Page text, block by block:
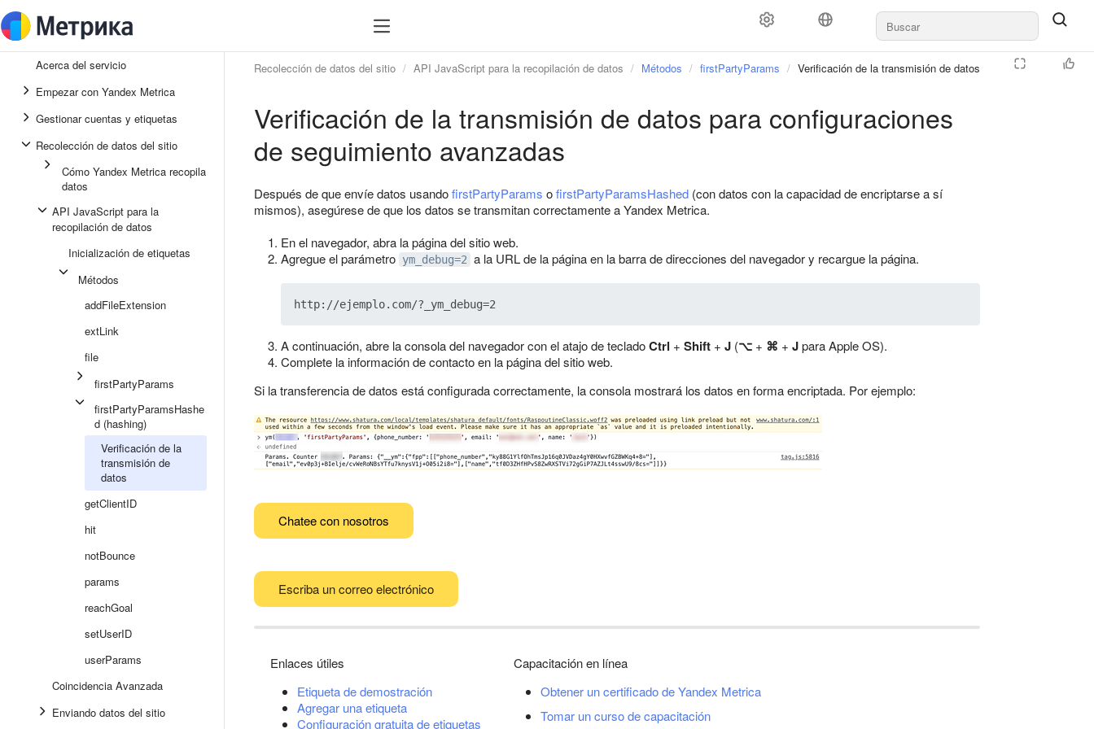
Acerca del servicio
Empezar con Yandex Metrica
Gestionar cuentas y etiquetas
Recolección de datos del sitio
Cómo Yandex Metrica recopila
datos
API JavaScript para la
recopilación de datos
Inicialización de etiquetas
Métodos
addFileExtension
extLink
file
firstPartyParams
firstPartyParamsHashe
d (hashing)
Verificación de la
transmisión de
datos
getClientID
hit
notBounce
params
reachGoal
setUserID
userParams
Coincidencia Avanzada
Enviando datos del sitio
Recolección de datos del sitio API JavaScript para la recopilación de datos Métodos firstPartyParams Verificación de la transmisión de datos
Verificación de la transmisión de datos para configuraciones
de seguimiento avanzadas
Después de que envíe datos usandofirstPartyParams ofirstPartyParamsHashed (con datos con la capacidad de encriptarse a sí
mismos), asegúrese de que los datos se transmitan correctamente a Yandex Metrica.
En el navegador, abra la página del sitio web.
Agregue el parámetro ym_debug=2 a la URL de la página en la barra de direcciones del navegador y recargue la página.
A continuación, abre la consola del navegador con el atajo de tecladoCtrl + Shift + J (⌥ + ⌘ + Jpara Apple OS).
Complete la información de contacto en la página del sitio web.
Si la transferencia de datos está configurada correctamente, la consola mostrará los datos en forma encriptada. Por ejemplo:
Chatee con nosotros
Escriba un correo electrónico
Enlaces útiles
Etiqueta de demostración
Agregar una etiqueta
Configuración gratuita de etiquetas
Capacitación en línea
Obtener un certificado de Yandex Metrica
Tomar un curso de capacitación